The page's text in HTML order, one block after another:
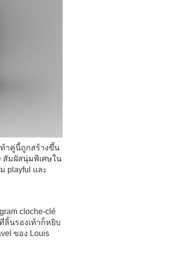
ท้าคู่นี้ถูกสร้างขึ้น
สัมผัสนุ่มพิเศษใน
playful และ
cloche-clé
ลิ้นรองเท้าก็หยิบ
ของ Louis